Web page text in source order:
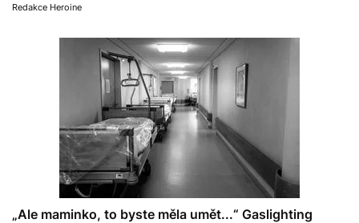
Redakce Heroine
„Ale maminko, to byste měla umět...“ Gaslighting